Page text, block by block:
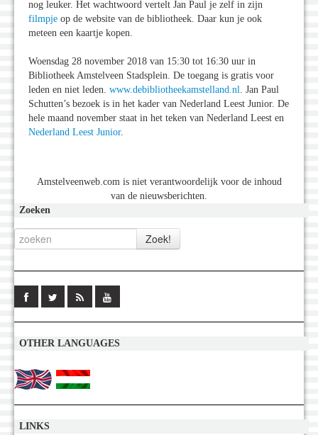
nog leuker. Het wachtwoord vertelt Jan Paul je zelf in zijn
filmpje op de website van de bibliotheek. Daar kun je ook
meteen een kaartje kopen.
Woensdag 28 november 2018 van 15:30 tot 16:30 uur in
Bibliotheek Amstelveen Stadsplein. De toegang is gratis voor
leden en niet leden. www.debibliotheekamstelland.nl . Jan Paul
Schutten’s bezoek is in het kader van Nederland Leest Junior. De
hele maand november staat in het teken van Nederland Leest en
Nederland Leest Junior.
Amstelveenweb.com is niet verantwoordelijk voor de inhoud
van de nieuwsberichten.
Zoeken
OTHER LANGUAGES
LINKS